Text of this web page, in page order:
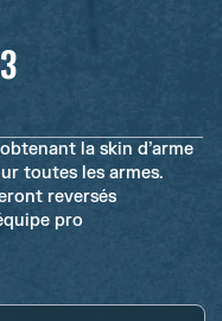
la skin d’arme
toutes les armes.
reversés
pro